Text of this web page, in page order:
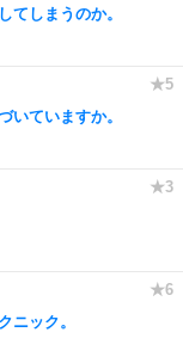
てしまうのか。
いていますか。
ニック。